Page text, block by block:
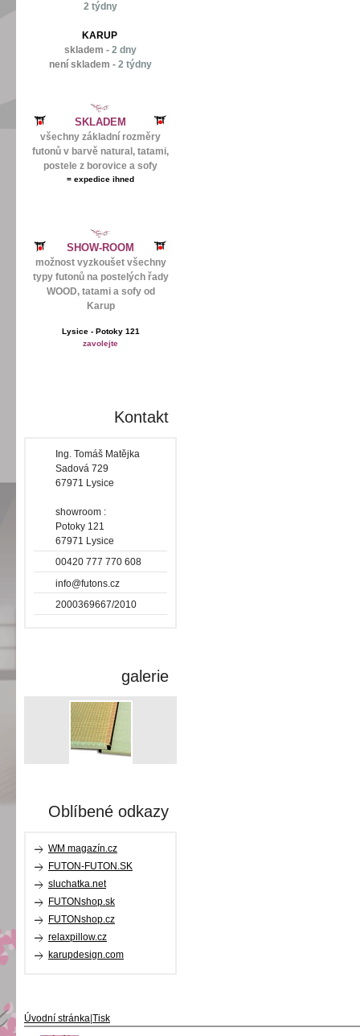
2 týdny
KARUP
skladem - 2 dny
není skladem - 2 týdny
SKLADEM
všechny základní rozměry
futonů v barvě natural, tatami,
postele z borovice a sofy
= expedice ihned
SHOW-ROOM
možnost vyzkoušet všechny
typy futonů na postelých řady
WOOD, tatami a sofy od
Karup
Lysice - Potoky 121
zavolejte
Kontakt
Ing. Tomáš Matějka
Sadová 729
67971 Lysice
showroom :
Potoky 121
67971 Lysice
00420 777 770 608
info@futons.cz
2000369667/2010
galerie
Oblíbené odkazy
WM magazín.cz
FUTON-FUTON.SK
sluchatka.net
FUTONshop.sk
FUTONshop.cz
relaxpillow.cz
karupdesign.com
Úvodní stránka|Tisk